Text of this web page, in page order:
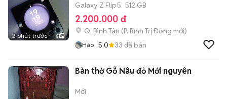
2 phút trước 6
Galaxy Z Flip5 512 GB
2.200.000 đ
Q. Bình Tân (P. Bình Trị Đông mới)
Hào 5.0 33 đã bán
Bàn thờ Gỗ Nâu đỏ Mới nguyên
Mới